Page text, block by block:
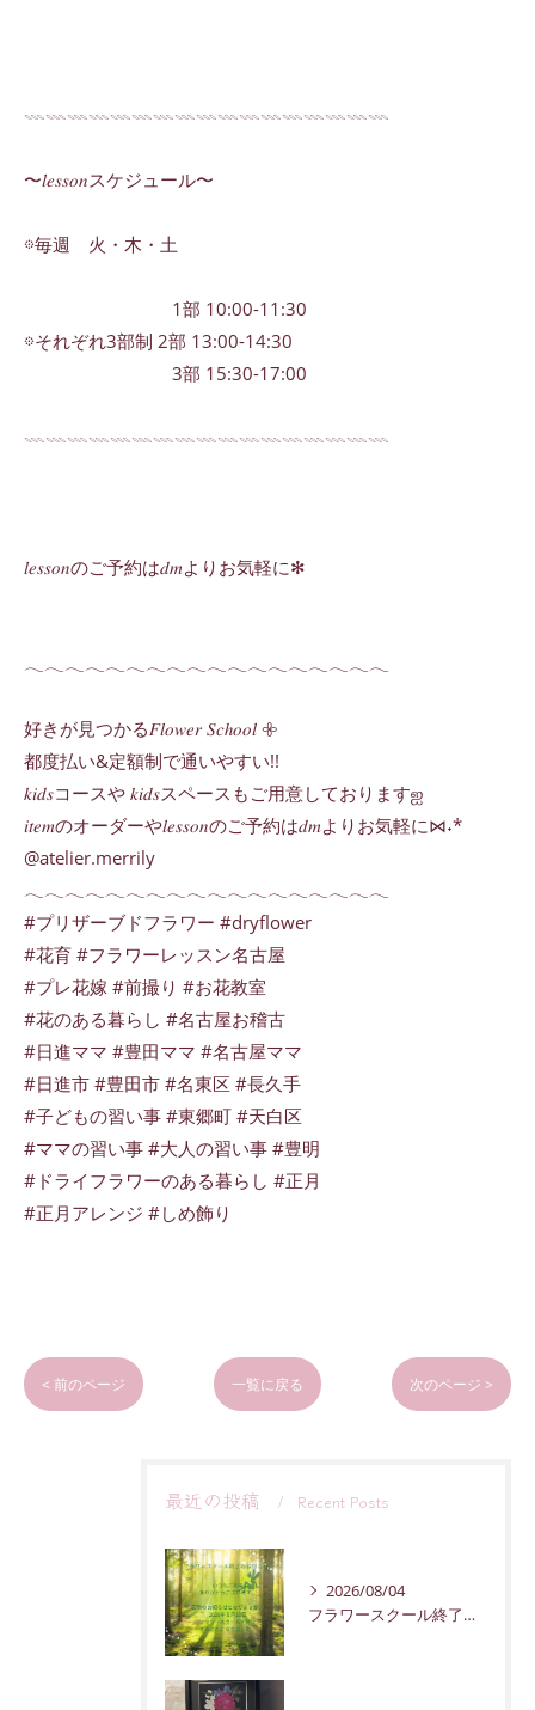
𓇠𓇠𓇠𓇠𓇠𓇠𓇠𓇠𓇠𓇠𓇠𓇠𓇠𓇠𓇠𓇠𓇠
〜𝑙𝑒𝑠𝑠𝑜𝑛スケジュール〜
𖡼毎週 火・木・土
1部 10:00-11:30
𖡼それぞれ3部制 2部 13:00-14:30
3部 15:30-17:00
𓇠𓇠𓇠𓇠𓇠𓇠𓇠𓇠𓇠𓇠𓇠𓇠𓇠𓇠𓇠𓇠𓇠
𝑙𝑒𝑠𝑠𝑜𝑛のご予約は𝑑𝑚よりお気軽に✻
𓂃𓂃𓂃𓂃𓂃𓂃𓂃𓂃𓂃𓂃𓂃𓂃𓂃𓂃𓂃𓂃𓂃𓂃
好きが見つかる𝐹𝑙𝑜𝑤𝑒𝑟 𝑆𝑐ℎ𝑜𝑜𝑙 𖧷
都度払い&定額制で通いやすい!!
𝑘𝑖𝑑𝑠コースや 𝑘𝑖𝑑𝑠スペースもご用意しておりますஐ
𝑖𝑡𝑒𝑚のオーダーや𝑙𝑒𝑠𝑠𝑜𝑛のご予約は𝑑𝑚よりお気軽に⋈˖*
@atelier.merrily
𓂃𓂃𓂃𓂃𓂃𓂃𓂃𓂃𓂃𓂃𓂃𓂃𓂃𓂃𓂃𓂃𓂃𓂃
#プリザーブドフラワー #dryflower
#花育 #フラワーレッスン名古屋
#プレ花嫁 #前撮り #お花教室
#花のある暮らし #名古屋お稽古
#日進ママ #豊田ママ #名古屋ママ
#日進市 #豊田市 #名東区 #長久手
#子どもの習い事 #東郷町 #天白区
#ママの習い事 #大人の習い事 #豊明
#ドライフラワーのある暮らし #正月
#正月アレンジ #しめ飾り
< 前のページ 一覧に戻る 次のページ >
最近の投稿 Recent Posts
2026/08/04
フラワースクール終了のお知らせ